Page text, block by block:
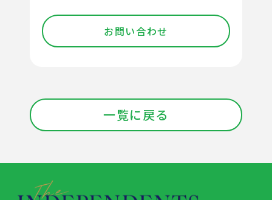
お問い合わせ
一覧に戻る